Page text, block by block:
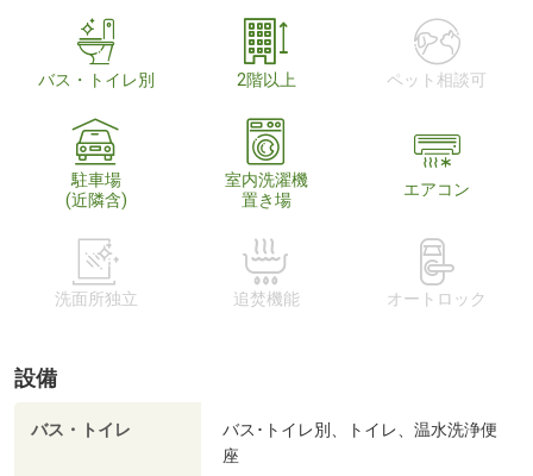
バス・トイレ別 2階以上 ペット相談可
駐車場
(近隣含)
室内洗濯機
置き場
エアコン
洗面所独立 追焚機能 オートロック
設備
バス・トイレ
バス･トイレ別、トイレ、温水洗浄便
座